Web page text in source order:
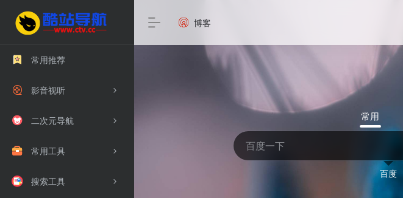
常用推荐
影音视听
二次元导航
常用工具
搜索工具
博客
常用
百度